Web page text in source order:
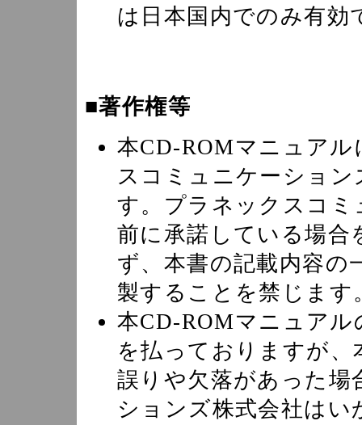
は日本国内でのみ有効
■著作権等
本CD-ROMマニュア
スコミュニケーショ
す。プラネックスコ
前に承諾している場合
ず、本書の記載内容の
製することを禁じます
本CD-ROMマニュア
を払っておりますが
誤りや欠落があった
ションズ株式会社は